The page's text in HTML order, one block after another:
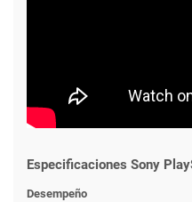
Especificaciones Sony
Desempeño